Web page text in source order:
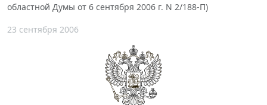
областной Думы от 6 сентября 2006 г. N 2/188-П)
23 сентября 2006